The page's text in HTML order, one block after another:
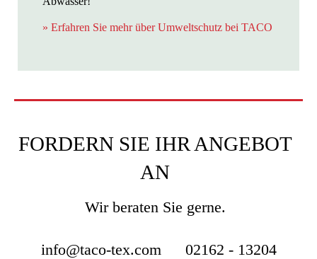
» Erfahren Sie mehr über Umweltschutz bei TACO
FORDERN SIE IHR ANGEBOT
AN
Wir beraten Sie gerne.
info@taco-tex.com 02162 - 13204